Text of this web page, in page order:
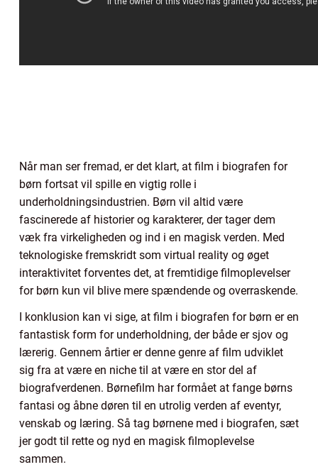
Når man ser fremad, er det klart, at film i biografen for
børn fortsat vil spille en vigtig rolle i
underholdningsindustrien. Børn vil altid være
fascinerede af historier og karakterer, der tager dem
væk fra virkeligheden og ind i en magisk verden. Med
teknologiske fremskridt som virtual reality og øget
interaktivitet forventes det, at fremtidige filmoplevelser
for børn kun vil blive mere spændende og overraskende.
I konklusion kan vi sige, at film i biografen for børn er en
fantastisk form for underholdning, der både er sjov og
lærerig. Gennem årtier er denne genre af film udviklet
sig fra at være en niche til at være en stor del af
biografverdenen. Børnefilm har formået at fange børns
fantasi og åbne døren til en utrolig verden af eventyr,
venskab og læring. Så tag børnene med i biografen, sæt
jer godt til rette og nyd en magisk filmoplevelse
sammen.